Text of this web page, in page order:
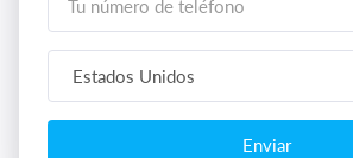
Enviar